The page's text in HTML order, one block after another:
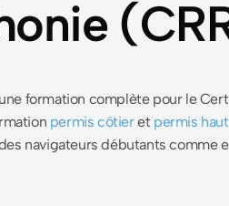
formation complète pour le
permis côtieret permis
navigateurs débutants comme